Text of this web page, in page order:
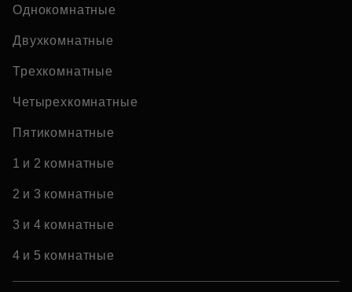
Однокомнатные
Двухкомнатные
Трехкомнатные
Четырехкомнатные
Пятикомнатные
1 и 2 комнатные
2 и 3 комнатные
3 и 4 комнатные
4 и 5 комнатные